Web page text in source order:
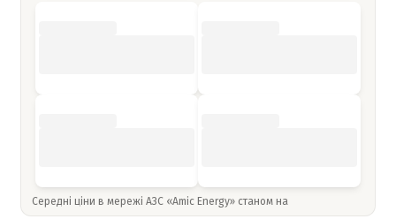
Середні ціни в мережі АЗС «Amic Energy» станом на